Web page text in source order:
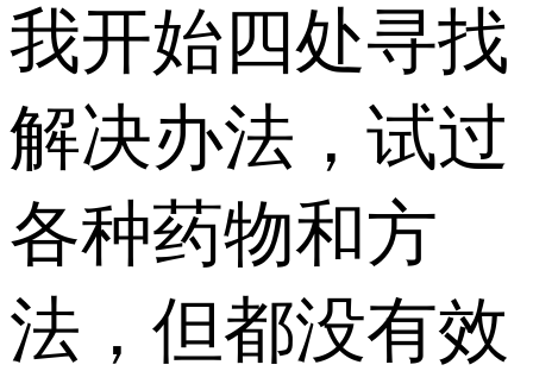
我开始四处寻找
解决办法，试过
各种药物和方
法，但都没有效